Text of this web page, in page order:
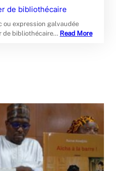
de bibliothécaire
expression galvaudée
de bibliothécaire… Read More